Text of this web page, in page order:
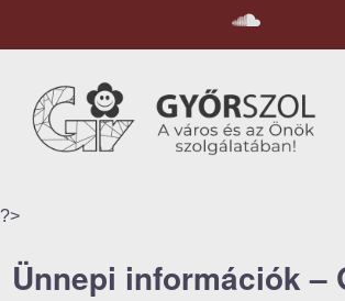
?>
Ünnepi információk –